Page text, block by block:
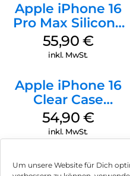
Um unsere Website für Dich
Apple iPhone 16
Pro Max Silicone
Case MagSafe
Stone Gray
55,90 €
inkl. MwSt.
Apple iPhone 16
Clear Case
MagSafe
Transparent
54,90 €
inkl. MwSt.